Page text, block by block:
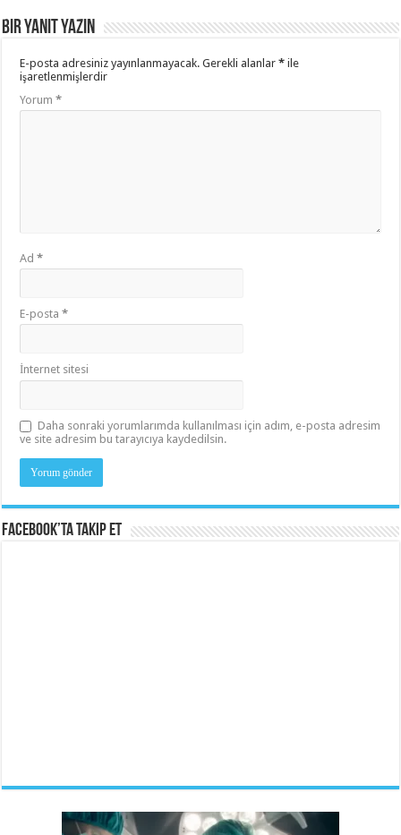
Bir yanıt yazın
E-posta adresiniz yayınlanmayacak. Gerekli alanlar* ile
işaretlenmişlerdir
Yorum*
Ad*
E-posta*
İnternet sitesi
Daha sonraki yorumlarımda kullanılması için adım, e-posta adresim
ve site adresim bu tarayıcıya kaydedilsin.
Facebook’ta Takip Et